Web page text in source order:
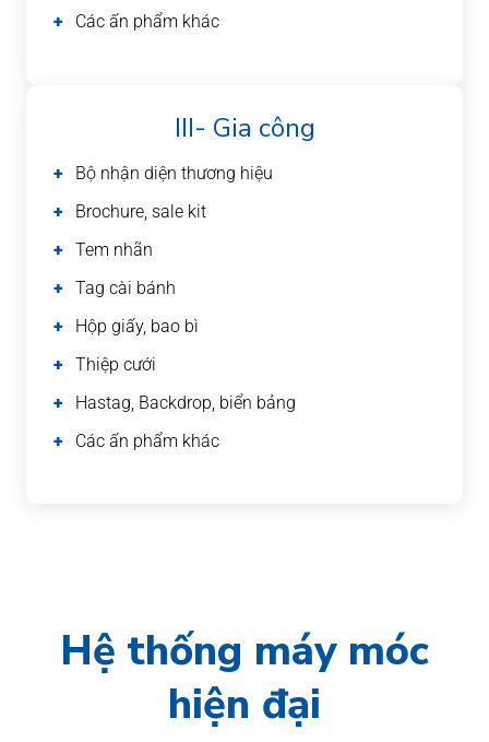
Các ấn phẩm khác
III- Gia công
Bộ nhận diện thương hiệu
Brochure, sale kit
Tem nhãn
Tag cài bánh
Hộp giấy, bao bì
Thiệp cưới
Hastag, Backdrop, biển bảng
Các ấn phẩm khác
Hệ thống máy móc
hiện đại